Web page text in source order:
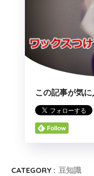
この記事が気
CATEGORY : 豆知識